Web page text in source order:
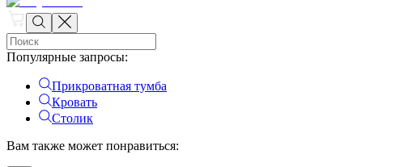
Популярные запросы:
Прикроватная тумба
Кровать
Столик
Вам также может понравиться: